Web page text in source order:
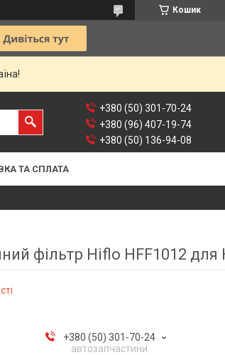
Кошик
+380 (50) 301-70-24
+380 (96) 407-19-74
+380 (50) 136-94-08
ТА СПЛАТА
фільтр Hiflo HFF1012 для
+380 (50) 301-70-24
автозапчастини